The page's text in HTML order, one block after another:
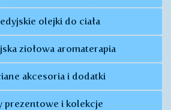
olejki do ciała
ziołowa aromaterapia
akcesoria i dodatki
prezentowe i kolekcje